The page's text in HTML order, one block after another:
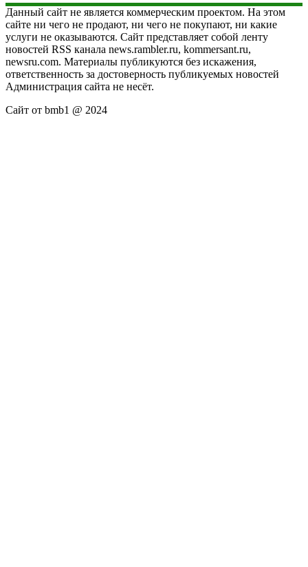
Данный сайт не является коммерческим проектом. На этом
сайте ни чего не продают, ни чего не покупают, ни какие
услуги не оказываются. Сайт представляет собой ленту
новостей RSS канала news.rambler.ru, kommersant.ru,
newsru.com. Материалы публикуются без искажения,
ответственность за достоверность публикуемых новостей
Администрация сайта не несёт.
Сайт от bmb1 @ 2024